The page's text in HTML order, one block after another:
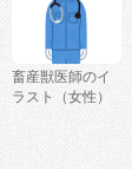
畜産獣医師のイ
ラスト（女性）